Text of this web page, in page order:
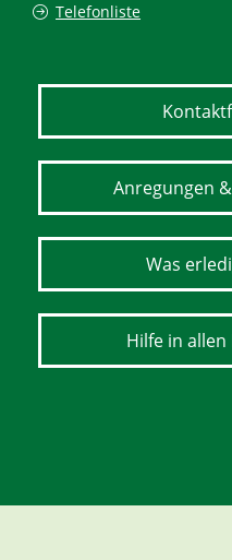
Telefonliste
Anregungen
Was
Hilfe in allen